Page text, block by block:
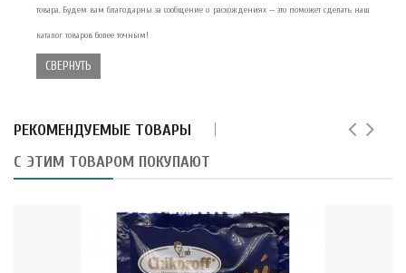
товара. Будем вам благодарны за сообщение о расхождениях — это поможет сделать наш
каталог товаров более точным!
СВЕРНУТЬ
РЕКОМЕНДУЕМЫЕ ТОВАРЫ
С ЭТИМ ТОВАРОМ ПОКУПАЮТ